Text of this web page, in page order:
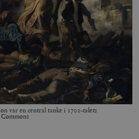
var en central tanke i 1700-talets